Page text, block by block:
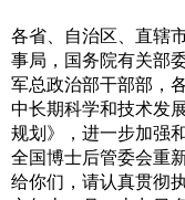
各省、自治区、直辖
事局，国务院有关部
军总政治部干部部，
中长期科学和技术发
规划》，进一步加强
全国博士后管委会重
给你们，请认真贯彻